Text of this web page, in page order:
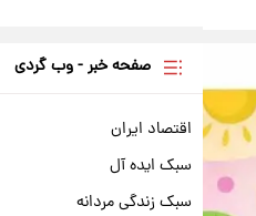
صفحه خبر - وب گردی
اقتصاد ایران
سبک ایده آل
سبک زندگی مردانه